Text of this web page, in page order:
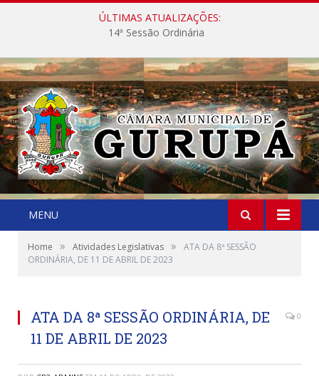
ÚLTIMAS ATUALIZAÇÕES:
14ª Sessão Ordinária
MENU
Home » Atividades Legislativas »
ATA DA 8ª SESSÃO
ORDINÁRIA, DE 11 DE ABRIL DE 2023
ATA DA 8ª SESSÃO ORDINÁRIA, DE
11 DE ABRIL DE 2023
0